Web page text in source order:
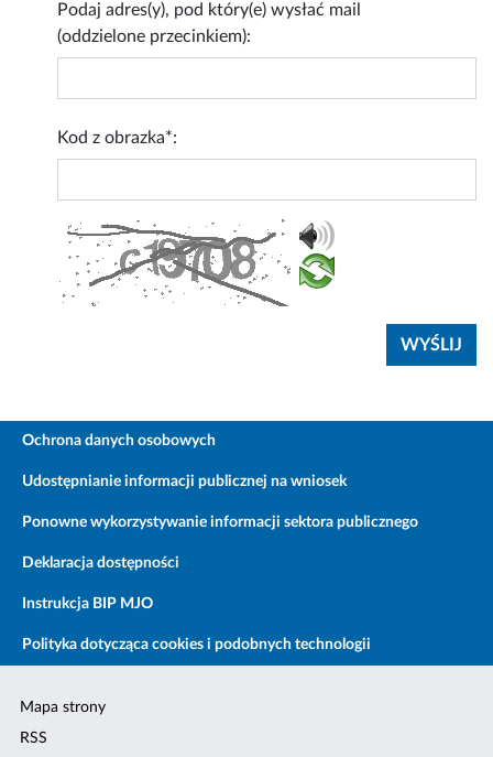
Podaj adres(y), pod który(e) wysłać mail
(oddzielone przecinkiem):
Kod z obrazka*:
Ochrona danych osobowych
Udostępnianie informacji publicznej na wniosek
Ponowne wykorzystywanie informacji sektora publicznego
Deklaracja dostępności
Instrukcja BIP MJO
Polityka dotycząca cookies i podobnych technologii
Mapa strony
RSS